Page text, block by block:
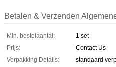
Betalen & Verzenden
Min. bestelaantal:
1 set
Prijs:
Contact Us
Verpakking Details:
standaard